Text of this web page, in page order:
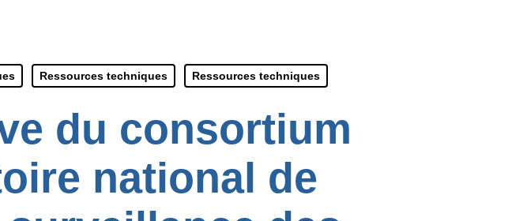
Ressources techniques Ressources techniques
du consortium
national de